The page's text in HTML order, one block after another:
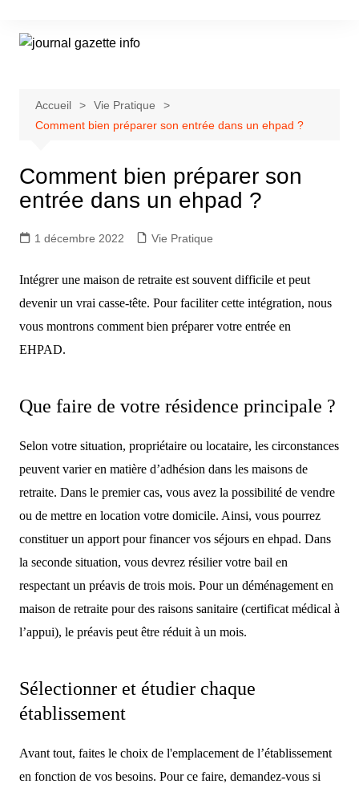
contenu
Accueil
Vie Pratique
Comment bien préparer son entrée dans un ehpad ?
Comment bien préparer son
entrée dans un ehpad ?
1 décembre 2022 Vie Pratique
Intégrer une maison de retraite est souvent difficile et peut
devenir un vrai casse-tête. Pour faciliter cette intégration, nous
vous montrons comment bien préparer votre entrée en
EHPAD.
Que faire de votre résidence principale ?
Selon votre situation, propriétaire ou locataire, les circonstances
peuvent varier en matière d’adhésion dans les maisons de
retraite. Dans le premier cas, vous avez la possibilité de vendre
ou de mettre en location votre domicile. Ainsi, vous pourrez
constituer un apport pour financer vos séjours en ehpad. Dans
la seconde situation, vous devrez résilier votre bail en
respectant un préavis de trois mois. Pour un déménagement en
maison de retraite pour des raisons sanitaire (certificat médical à
l’appui), le préavis peut être réduit à un mois.
Sélectionner et étudier chaque
établissement
Avant tout, faites le choix de l'emplacement de l’établissement
en fonction de vos besoins. Pour ce faire, demandez-vous si